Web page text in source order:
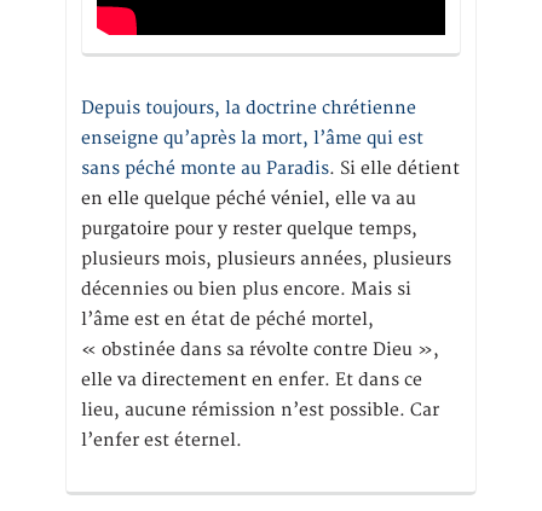
Depuis toujours, la doctrine chrétienne
enseigne qu’après la mort, l’âme qui est
sans péché monte au Paradis. Si elle détient
en elle quelque péché véniel, elle va au
purgatoire pour y rester quelque temps,
plusieurs mois, plusieurs années, plusieurs
décennies ou bien plus encore. Mais si
l’âme est en état de péché mortel,
« obstinée dans sa révolte contre Dieu »,
elle va directement en enfer. Et dans ce
lieu, aucune rémission n’est possible. Car
l’enfer est éternel.